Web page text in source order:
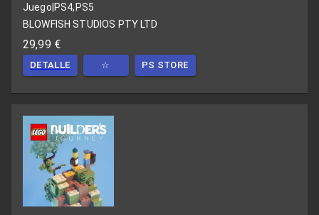
Juego|PS4,PS5
BLOWFISH STUDIOS PTY LTD
29,99 €
DETALLE ☆ PS STORE